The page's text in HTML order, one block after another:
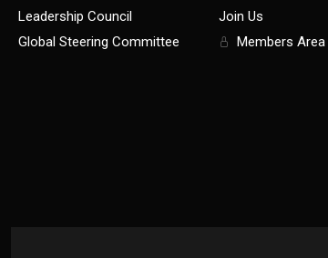
Leadership Council
Global Steering Committee
Join Us
Members Area